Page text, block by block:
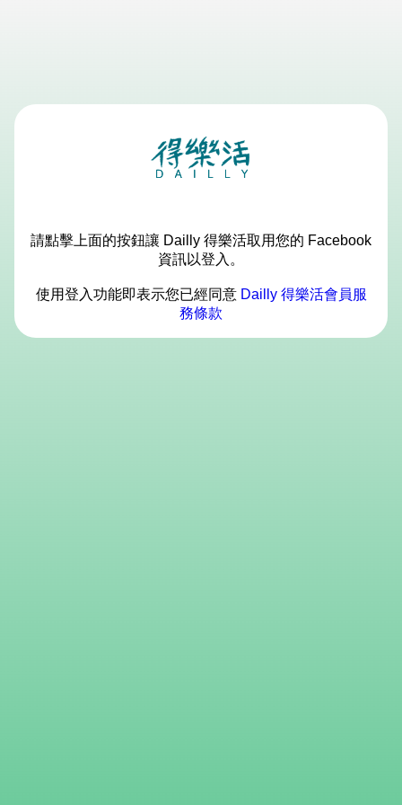
請點擊上面的按鈕讓 Dailly 得樂活取用您的 Facebook
資訊以登入。
使用登入功能即表示您已經同意 Dailly 得樂活會員服
務條款